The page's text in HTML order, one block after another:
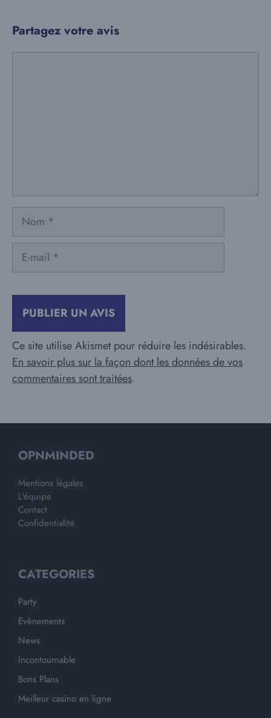
Partagez votre avis
Nom
Ce site utilise Akismet pour réduire les indésirables.
En savoir plus sur la façon dont les données de vos
commentaires sont traitées.
OPNMINDED
Mentions légales
L'équipe
Contact
Confidentialité
CATEGORIES
Party
Evènements
News
Incontournable
Bons Plans
Meilleur casino en ligne